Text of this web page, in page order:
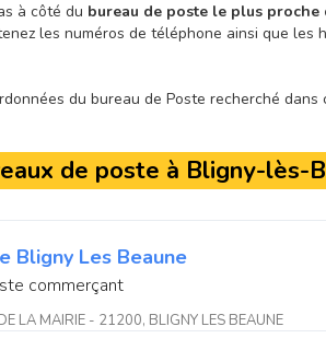
à côté du bureau de poste le plus proche
les numéros de téléphone ainsi que les
du bureau de Poste recherché dans
de poste à Bligny-lès-
Bligny Les Beaune
commerçant
LA MAIRIE - 21200, BLIGNY LES BEAUNE